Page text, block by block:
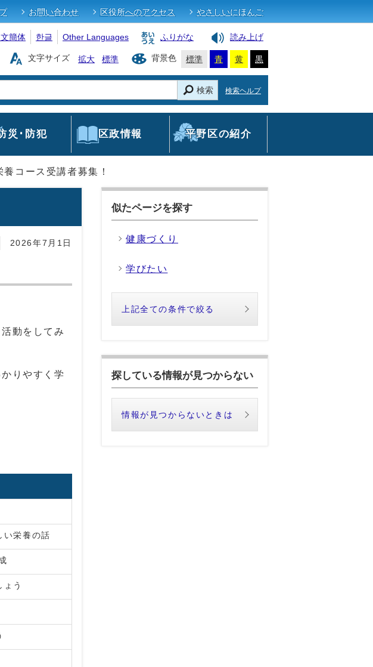
お問い合わせ 区役所へのアクセス やさしいにほんご
簡体 한글 Other Languages ふりがな 読み上げ
文字サイズ 拡大 標準 背景色 標準 青 黄 黒
検索 検索ヘルプ
災･防犯 区政情報 平野区の紹介
コース受講者募集！
2026年7月1日
動をしてみ
りやすく学
い栄養の話
う
似たページを探す
健康づくり
学びたい
上記全ての条件で絞る
探している情報が見つからない
情報が見つからないときは